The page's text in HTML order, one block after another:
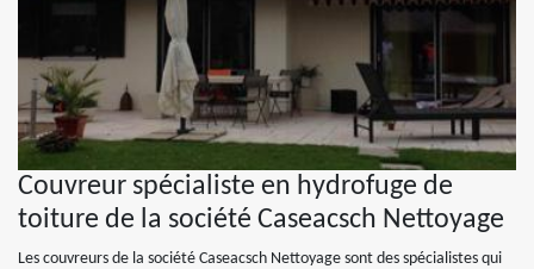
Couvreur spécialiste en hydrofuge de
toiture de la société Caseacsch Nettoyage
Les couvreurs de la société Caseacsch Nettoyage sont des spécialistes qui